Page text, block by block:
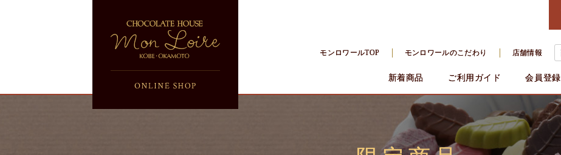
モンロワールTOP モンロワールのこだわり 店舗情報
新着商品 ご利用ガイド 会員登録